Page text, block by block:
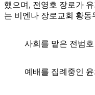
했으며, 전영호 장로가
는 비엔나 장로교회 황
사회를 맡은 전범
예배를 집례중인